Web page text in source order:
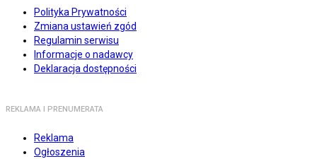
Polityka Prywatności
Zmiana ustawień zgód
Regulamin serwisu
Informacje o nadawcy
Deklaracja dostępności
REKLAMA I PRENUMERATA
Reklama
Ogłoszenia